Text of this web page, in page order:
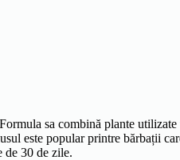
sa combină plante
este popular printre bărbații
de 30 de zile.